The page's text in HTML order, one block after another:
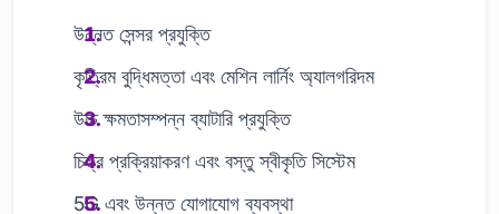
উন্নত সেন্সর প্রযুক্তি
কৃত্রিম বুদ্ধিমত্তা এবং মেশিন লার্নিং অ্যালগরিদম
উচ্চ ক্ষমতাসম্পন্ন ব্যাটারি প্রযুক্তি
চিত্র প্রক্রিয়াকরণ এবং বস্তু স্বীকৃতি সিস্টেম
5G এবং উন্নত যোগাযোগ ব্যবস্থা